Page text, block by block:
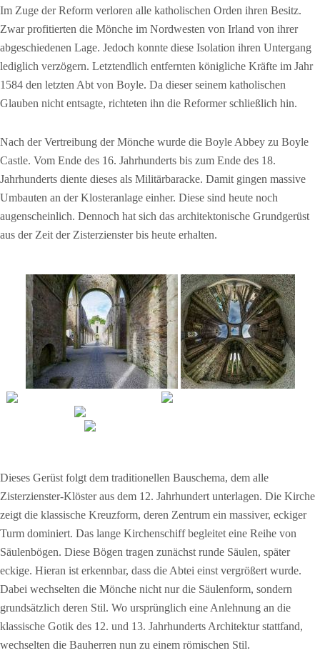
Im Zuge der Reform verloren alle katholischen Orden ihren Besitz.
Zwar profitierten die Mönche im Nordwesten von Irland von ihrer
abgeschiedenen Lage. Jedoch konnte diese Isolation ihren Untergang
lediglich verzögern. Letztendlich entfernten königliche Kräfte im Jahr
1584 den letzten Abt von Boyle. Da dieser seinem katholischen
Glauben nicht entsagte, richteten ihn die Reformer schließlich hin.
Nach der Vertreibung der Mönche wurde die Boyle Abbey zu Boyle
Castle. Vom Ende des 16. Jahrhunderts bis zum Ende des 18.
Jahrhunderts diente dieses als Militärbaracke. Damit gingen massive
Umbauten an der Klosteranlage einher. Diese sind heute noch
augenscheinlich. Dennoch hat sich das architektonische Grundgerüst
aus der Zeit der Zisterzienster bis heute erhalten.
Dieses Gerüst folgt dem traditionellen Bauschema, dem alle
Zisterzienster-Klöster aus dem 12. Jahrhundert unterlagen. Die Kirche
zeigt die klassische Kreuzform, deren Zentrum ein massiver, eckiger
Turm dominiert. Das lange Kirchenschiff begleitet eine Reihe von
Säulenbögen. Diese Bögen tragen zunächst runde Säulen, später
eckige. Hieran ist erkennbar, dass die Abtei einst vergrößert wurde.
Dabei wechselten die Mönche nicht nur die Säulenform, sondern
grundsätzlich deren Stil. Wo ursprünglich eine Anlehnung an die
klassische Gotik des 12. und 13. Jahrhunderts Architektur stattfand,
wechselten die Bauherren nun zu einem römischen Stil.